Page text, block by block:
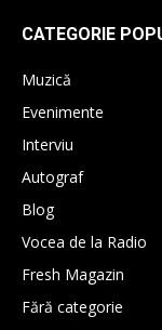
CATEGORIE
Muzică
Evenimente
Interviu
Autograf
Blog
Vocea de la Radio
Fresh Magazin
Fără categorie